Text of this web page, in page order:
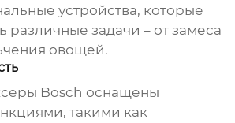
устройства, которые
различные задачи – от замеса
овощей.
Bosch оснащены
такими как